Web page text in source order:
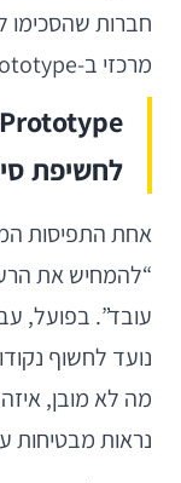
מרכזי ב-prototype — אלה כבר אותות משמעותיים.
לחשיפת
“להמחיש את
נועד לחשוף
נראות מבטיחות